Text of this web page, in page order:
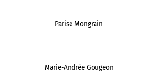
Parise Mongrain
Marie-Andrée Gougeon